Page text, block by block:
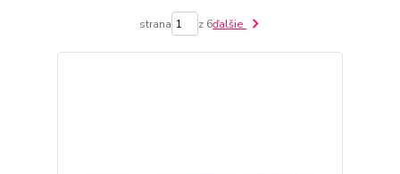
strana z 6ďalšie